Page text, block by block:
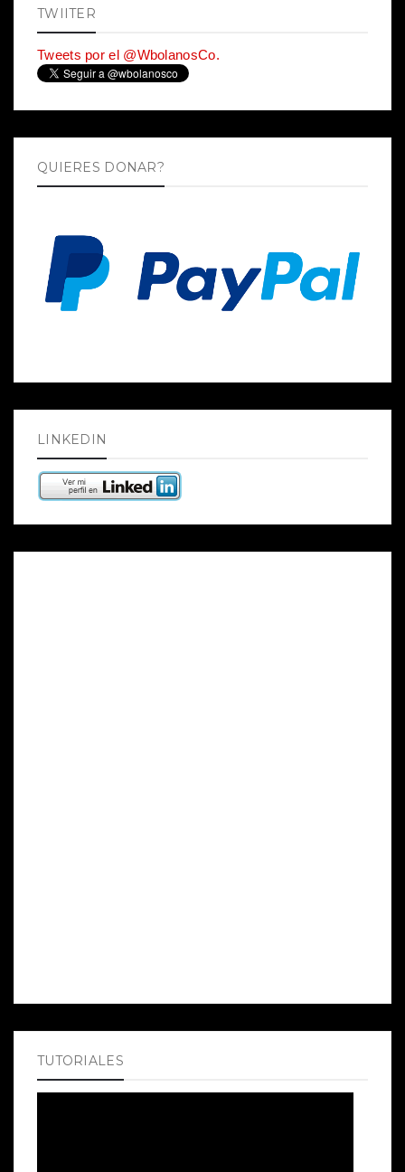
TWIITER
Tweets por el @WbolanosCo.
QUIERES DONAR?
LINKEDIN
TUTORIALES